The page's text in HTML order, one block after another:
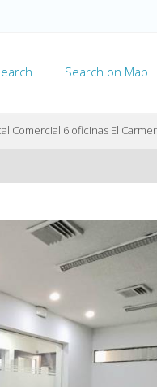
Search on Map
Comercial 6 oficinas El